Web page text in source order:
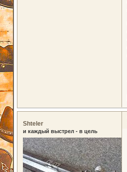
Shteler
и каждый выстрел - в цель